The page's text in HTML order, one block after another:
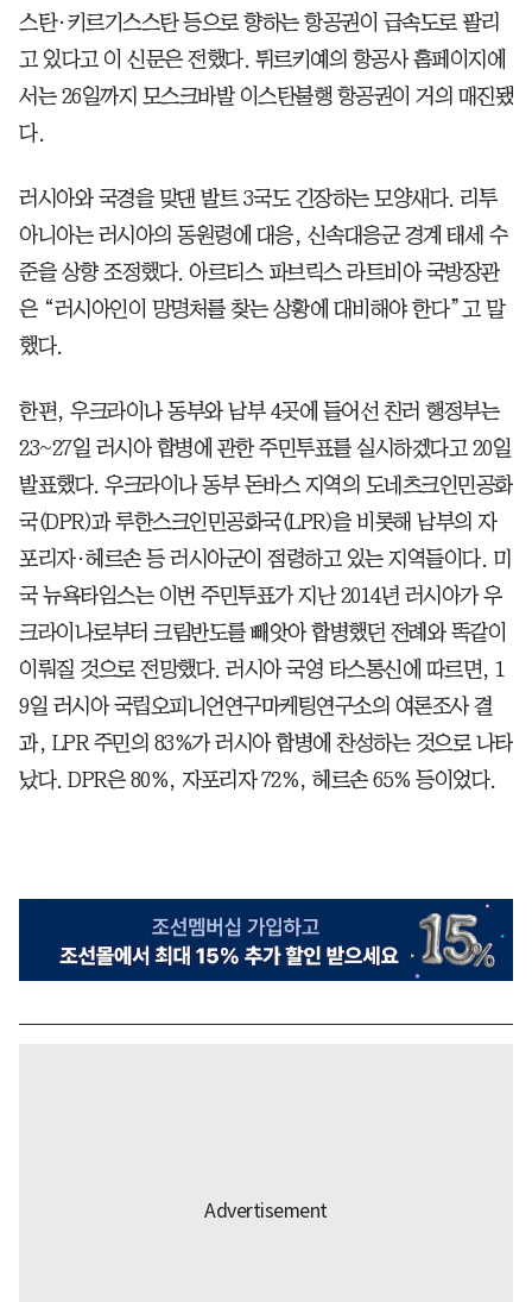
스탄·키르기스스탄 등으로 향하는 항공권이 급속도로 팔리
고 있다고 이 신문은 전했다. 튀르키예의 항공사 홈페이지에
서는 26일까지 모스크바발 이스탄불행 항공권이 거의 매진됐
다.
러시아와 국경을 맞댄 발트 3국도 긴장하는 모양새다. 리투
아니아는 러시아의 동원령에 대응, 신속대응군 경계 태세 수
준을 상향 조정했다. 아르티스 파브릭스 라트비아 국방장관
은 “러시아인이 망명처를 찾는 상황에 대비해야 한다”고 말
했다.
한편, 우크라이나 동부와 남부 4곳에 들어선 친러 행정부는
23~27일 러시아 합병에 관한 주민투표를 실시하겠다고 20일
발표했다. 우크라이나 동부 돈바스 지역의 도네츠크인민공화
국(DPR)과 루한스크인민공화국(LPR)을 비롯해 남부의 자
포리자·헤르손 등 러시아군이 점령하고 있는 지역들이다. 미
국 뉴욕타임스는 이번 주민투표가 지난 2014년 러시아가 우
크라이나로부터 크림반도를 빼앗아 합병했던 전례와 똑같이
이뤄질 것으로 전망했다. 러시아 국영 타스통신에 따르면, 1
9일 러시아 국립오피니언연구마케팅연구소의 여론조사 결
과, LPR 주민의 83%가 러시아 합병에 찬성하는 것으로 나타
났다. DPR은 80%, 자포리자 72%, 헤르손 65% 등이었다.